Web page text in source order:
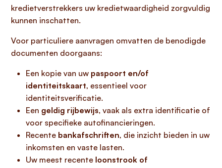
kredietverstrekkers uw kredietwaardigheid zorgvuldig
kunnen inschatten.
Voor particuliere aanvragen omvatten de benodigde
documenten doorgaans:
Een kopie van uw paspoort en/of
identiteitskaart, essentieel voor
identiteitsverificatie.
Een geldig rijbewijs, vaak als extra identificatie of
voor specifieke autofinancieringen.
Recente bankafschriften, die inzicht bieden in uw
inkomsten en vaste lasten.
Uw meest recente loonstrook of